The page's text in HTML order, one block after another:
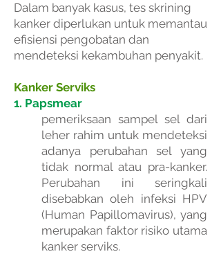
Dalam banyak kasus, tes skrining
kanker diperlukan untuk memantau
efisiensi pengobatan dan
mendeteksi kekambuhan penyakit.
Kanker Serviks
1. Papsmear
pemeriksaan sampel sel dari
leher rahim untuk mendeteksi
adanya perubahan sel yang
tidak normal atau pra-kanker.
Perubahan ini seringkali
disebabkan oleh infeksi HPV
(Human Papillomavirus), yang
merupakan faktor risiko utama
kanker serviks.